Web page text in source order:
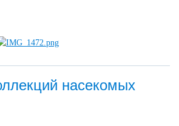
насекомых